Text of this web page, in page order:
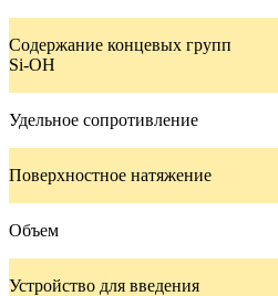
Содержание концевых групп
Si-OH
Удельное сопротивление
Поверхностное натяжение
Объем
Устройство для введения